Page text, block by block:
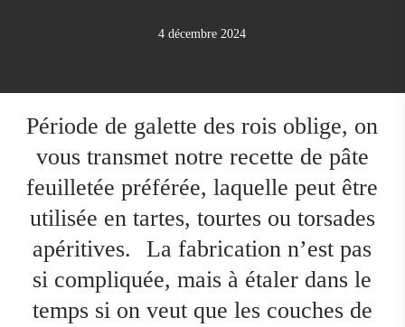
4 décembre 2024
Période de galette des rois oblige, on
vous transmet notre recette de pâte
feuilletée préférée, laquelle peut être
utilisée en tartes, tourtes ou torsades
apéritives.
La fabrication n’est pas
si compliquée, mais à étaler dans le
temps si on veut que les couches de